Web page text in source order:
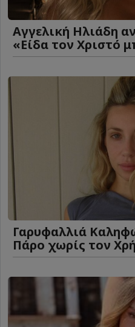
Αγγελική Ηλιάδη
«Είδα τον Χριστό
Γαρυφαλλιά
Πάρο χωρίς τον